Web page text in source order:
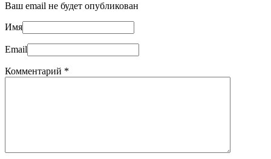
Ваш email не будет опубликован
Имя
Email
Комментарий *